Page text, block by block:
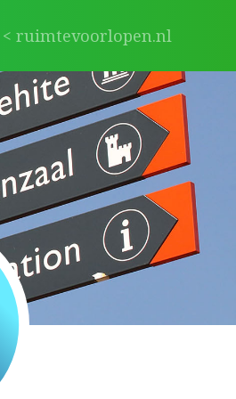
< ruimtevoorlopen.nl